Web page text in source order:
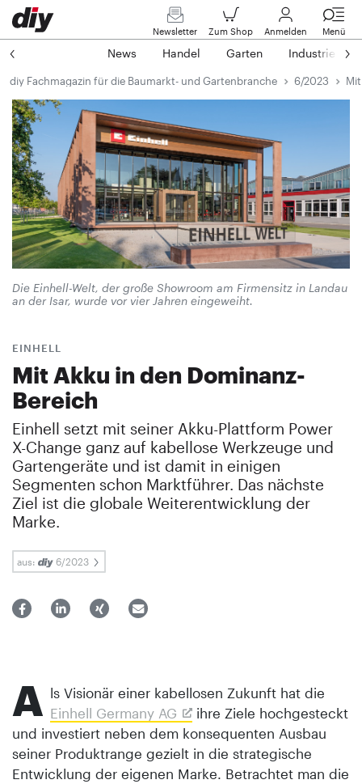
Newsletter Zum Shop Anmelden Menü
News Handel Garten Industrie
diy Fachmagazin für die Baumarkt- und Gartenbranche 6/2023
Die Einhell-Welt, der große Showroom am Firmensitz in Landau
an der Isar, wurde vor vier Jahren eingeweiht.
EINHELL
Mit Akku in den Dominanz-
Bereich
Einhell setzt mit seiner Akku-Plattform Power
X-Change ganz auf kabellose Werkzeuge und
Gartengeräte und ist damit in einigen
Segmenten schon Marktführer. Das nächste
Ziel ist die globale Weiterentwicklung der
Marke.
aus: 6/2023
A ls Visionär einer kabellosen Zukunft hat die
Einhell Germany AG
ihre Ziele hochgesteckt
und investiert neben dem konsequenten Ausbau
seiner Produktrange gezielt in die strategische
Entwicklung der eigenen Marke. Betrachtet man die